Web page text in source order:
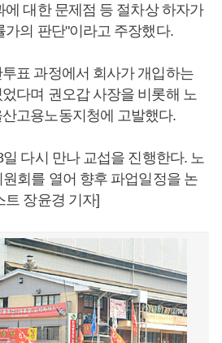
에 대한 문제점 등 절차상 하자가
가의 판단"이라고 주장했다.
표 과정에서 회사가 개입하는
다며 권오갑 사장을 비롯해 노
고용노동지청에 고발했다.
다시 만나 교섭을 진행한다. 노
회를 열어 향후 파업일정을 논
트 장윤경 기자]